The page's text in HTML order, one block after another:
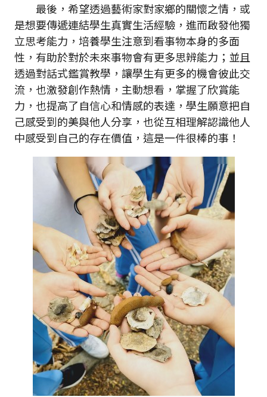
最後，希望透過藝術家對家鄉的關懷之情，或
是想要傳遞連結學生真實生活經驗，進而啟發他獨
立思考能力，培養學生注意到看事物本身的多面
性，有助於對於未來事物會有更多思辨能力；並且
透過對話式鑑賞教學，讓學生有更多的機會彼此交
流，也激發創作熱情，主動想看，掌握了欣賞能
力，也提高了自信心和情感的表達，學生願意把自
己感受到的美與他人分享，也從互相理解認識他人
中感受到自己的存在價值，這是一件很棒的事！